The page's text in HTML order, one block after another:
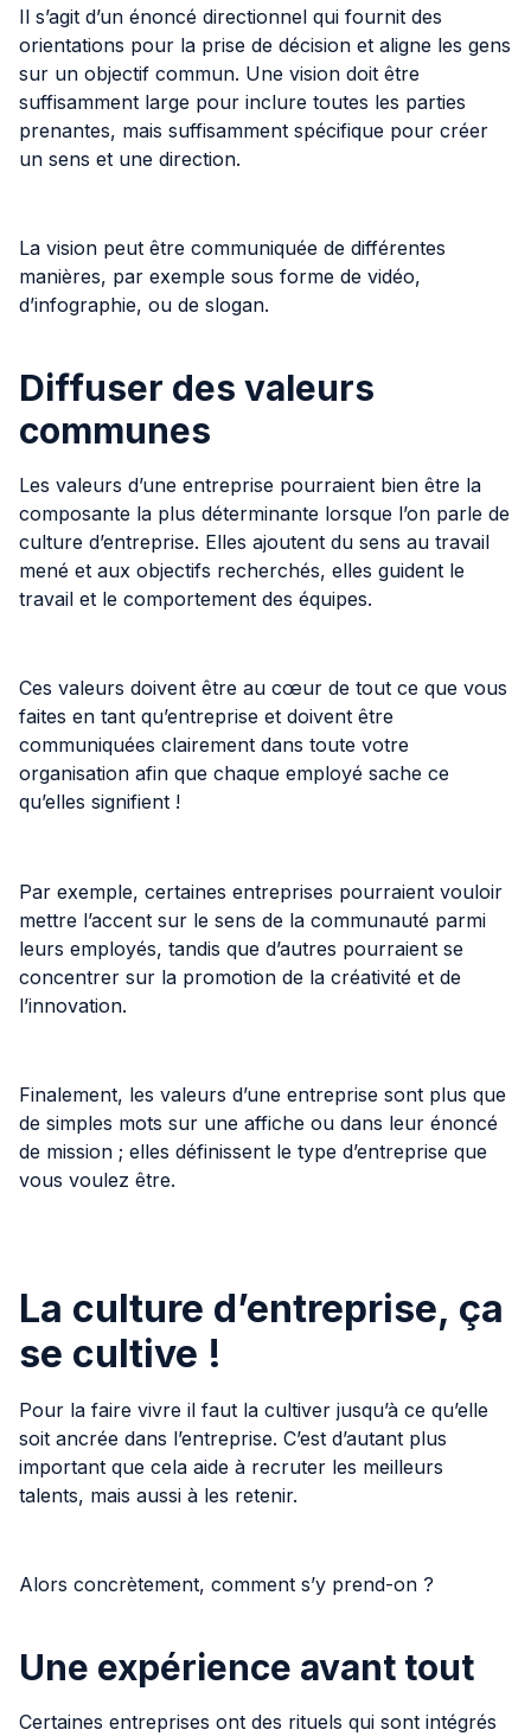
Il s’agit d’un énoncé directionnel qui fournit des
orientations pour la prise de décision et aligne les gens
sur un objectif commun. Une vision doit être
suffisamment large pour inclure toutes les parties
prenantes, mais suffisamment spécifique pour créer
un sens et une direction.
La vision peut être communiquée de différentes
manières, par exemple sous forme de vidéo,
d’infographie, ou de slogan.
Diffuser des valeurs
communes
Les valeurs d’une entreprise pourraient bien être la
composante la plus déterminante lorsque l’on parle de
culture d’entreprise. Elles ajoutent du sens au travail
mené et aux objectifs recherchés, elles guident le
travail et le comportement des équipes.
Ces valeurs doivent être au cœur de tout ce que vous
faites en tant qu’entreprise et doivent être
communiquées clairement dans toute votre
organisation afin que chaque employé sache ce
qu’elles signifient !
Par exemple, certaines entreprises pourraient vouloir
mettre l’accent sur le sens de la communauté parmi
leurs employés, tandis que d’autres pourraient se
concentrer sur la promotion de la créativité et de
l’innovation.
Finalement, les valeurs d’une entreprise sont plus que
de simples mots sur une affiche ou dans leur énoncé
de mission ; elles définissent le type d’entreprise que
vous voulez être.
La culture d’entreprise, ça
se cultive !
Pour la faire vivre il faut la cultiver jusqu’à ce qu’elle
soit ancrée dans l’entreprise. C’est d’autant plus
important que cela aide à recruter les meilleurs
talents, mais aussi à les retenir.
Alors concrètement, comment s’y prend-on ?
Une expérience avant tout
Certaines entreprises ont des rituels qui sont intégrés